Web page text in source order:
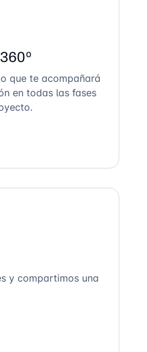
que te acompañará
en todas las fases
y compartimos una